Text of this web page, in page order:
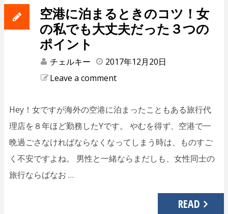
空港に泊まるときのコツ！女
の私でも大丈夫だった３つの
ポイント
チェルキー
2017年12月20日
Leave a comment
Hey！女ですが海外の空港に泊まったこともある旅行代
理店を８年ほど勤務したYです。 やむを得ず、空港で一
晩過ごさなければならなくなってしまう時は、ものすご
く不安ですよね。 男性と一緒ならまだしも、女性同士の
旅行ならばなお …
READ